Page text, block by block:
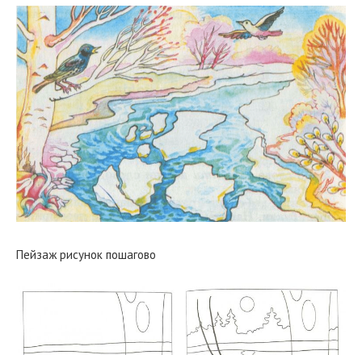
Пейзаж рисунок пошагово